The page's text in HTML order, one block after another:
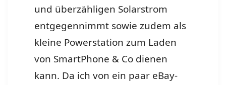
und überzähligen Solarstrom
entgegennimmt sowie zudem als
kleine Powerstation zum Laden
von SmartPhone & Co dienen
kann. Da ich von ein paar eBay-